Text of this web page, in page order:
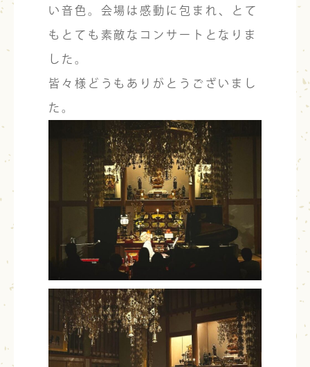
い音色。会場は感動に包まれ、とて
もとても素敵なコンサートとなりま
した。
皆々様どうもありがとうございまし
た。